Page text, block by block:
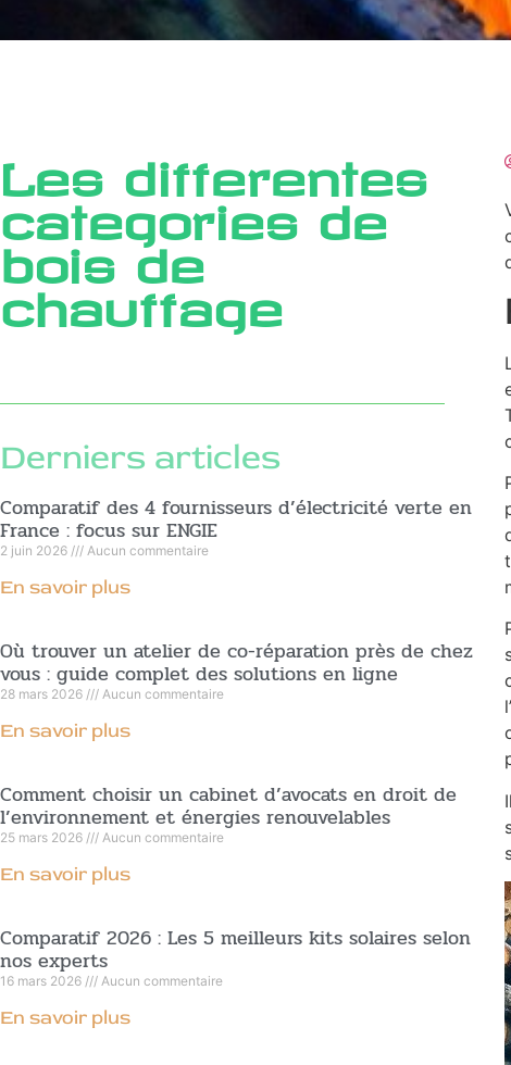
Les differentes
categories de
bois de
chauffage
Derniers articles
Comparatif des 4 fournisseurs d’électricité verte en
France : focus sur ENGIE
2 juin 2026 Aucun commentaire
En savoir plus
Où trouver un atelier de co-réparation près de chez
vous : guide complet des solutions en ligne
28 mars 2026 Aucun commentaire
En savoir plus
Comment choisir un cabinet d’avocats en droit de
l’environnement et énergies renouvelables
25 mars 2026 Aucun commentaire
En savoir plus
Comparatif 2026 : Les 5 meilleurs kits solaires selon
nos experts
16 mars 2026 Aucun commentaire
En savoir plus